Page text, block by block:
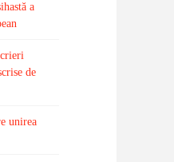
a
de
unirea